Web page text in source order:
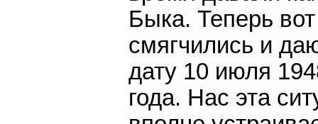
Быка. Теперь вот
смягчились и
дату 10 июля
года. Нас эта